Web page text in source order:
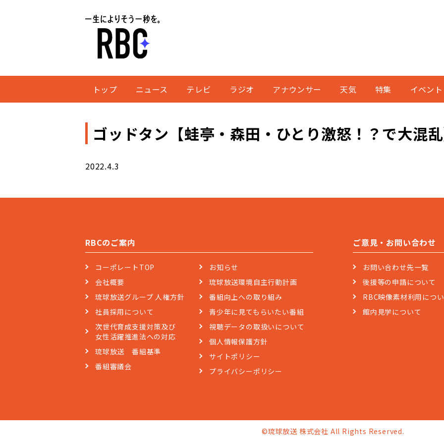
トップ ニュース テレビ ラジオ アナウンサー 天気 特集 イベント
ゴッドタン【蛙亭・森田・ひとり激怒！？で大混
2022.4.3
RBCのご案内
コーポレートTOP
会社概要
琉球放送グループ 人権方針
社員採用について
次世代育成支援対策及び
女性活躍推進法への対応
琉球放送 番組基準
番組審議会
お知らせ
琉球放送環境自主行動計画
番組向上への取り組み
青少年に見てもらいたい番組
視聴データの取扱いについて
個人情報保護方針
サイトポリシー
プライバシーポリシー
ご意見・お問い合わせ
お問い合わせ先一覧
後援等の申請について
RBC映像素材利用につ
館内見学について
©琉球放送 株式会社 All Rights Reserved.